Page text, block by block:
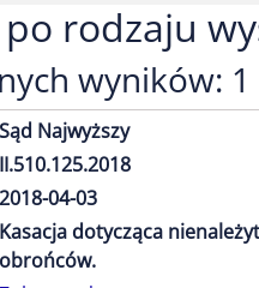
rodzaju
wyników: 1
Sąd Najwyższy
II.510.125.2018
2018-04-03
Kasacja dotycząca
obrońców.